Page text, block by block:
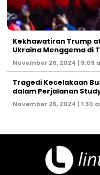
Kekhawatiran Trump
Ukraina Menggema di
November 26, 2024 | 9:09
Tragedi Kecelakaan
dalam Perjalanan
November 26, 2024 | 1:30